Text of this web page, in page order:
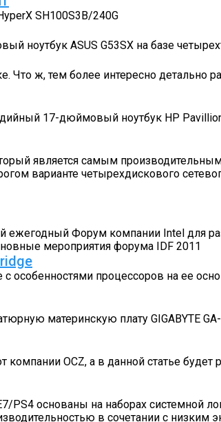
SH100S3B/240G
ноутбук ASUS G53SX на базе
Что ж, тем более интересно детально
17-дюймовый ноутбук HP
является самым
варианте четырехдискового
Форум компании Intel для
мероприятия форума IDF 2011
особенностями процессоров на ее
материнскую плату GIGABYTE
OCZ, а в данной статье будет
основаны на наборах системной
в сочетании с низким